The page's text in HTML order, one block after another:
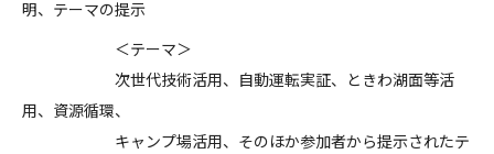
明、テーマの提示
＜テーマ＞
次世代技術活用、自動運転実証、ときわ湖面等活
用、資源循環、
キャンプ場活用、そのほか参加者から提示されたテ